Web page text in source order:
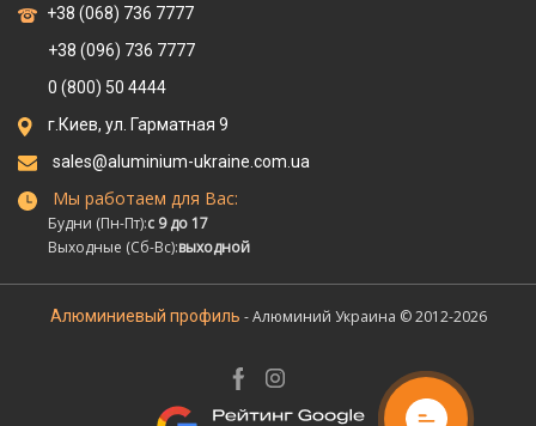
+38 (068) 736 7777
+38 (096) 736 7777
0 (800) 50 4444
г.Киев, ул. Гарматная 9
sales@aluminium-ukraine.com.ua
Мы работаем для Вас:
Будни (Пн-Пт):с 9 до 17
Выходные (Сб-Вс):выходной
Алюминиевый профиль - Алюминий Украина © 2012-2026